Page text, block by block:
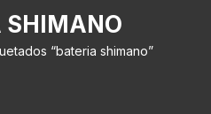
SHIMANO
“bateria shimano”